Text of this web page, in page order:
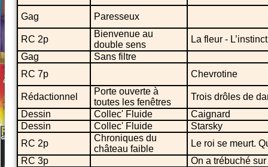
Gag Paresseux
RC 2p
Bienvenue au
double sens
La fleur -
Gag
Sans filtre
RC 7p
Chevrotine
Rédactionnel
Porte ouverte à
toutes les fenêtres
Trois drôles de
Dessin
Collec' Fluide
Caignard
Dessin
Collec' Fluide
Starsky
RC 2p
Chroniques du
château faible
Le roi se meurt.
RC 3p
On a trébuché